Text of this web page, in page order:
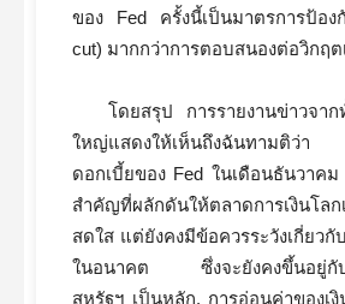
ของ Fed ครั้งนี้เป็นมาตรการป้อง
cut) มากกว่าการตอบสนองต่อวิกฤต
โดยสรุป การรายงานข่าวจาก
ใหญ่แสดงให้เห็นถึงฉันทามติว่
ดอกเบี้ยของ Fed ในเดือนธันวาคม
สำคัญที่ผลักดันให้ตลาดการเงินโลก
สดใส แต่ยังคงมีข้อควรระวังเกี่ยว
ในอนาคต ซึ่งจะยังคงขึ้นอยู่กับ
สหรัฐฯ เป็นหลัก. การอ่อนค่าของเ